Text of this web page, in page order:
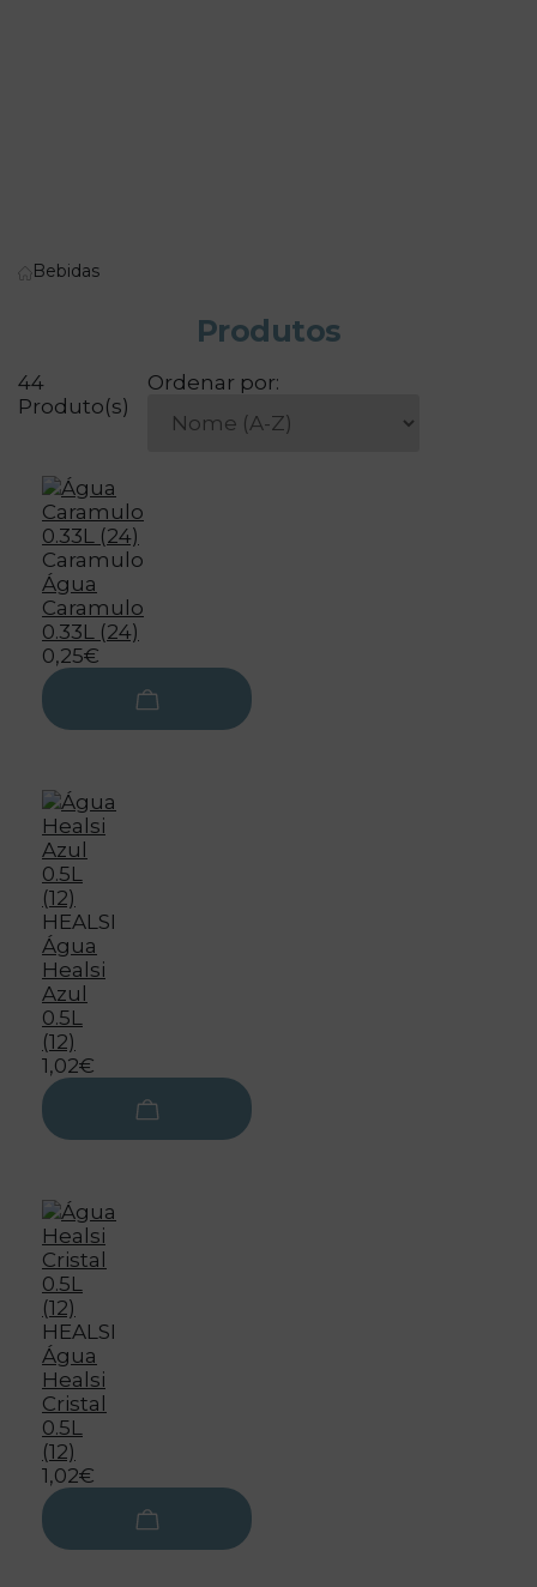
Bebidas
Produtos
44
Produto(s)
Ordenar por:
Caramulo
Água
Caramulo
0.33L (24)
0,25€
HEALSI
Água
Healsi
Azul
0.5L
(12)
1,02€
HEALSI
Água
Healsi
Cristal
0.5L
(12)
1,02€